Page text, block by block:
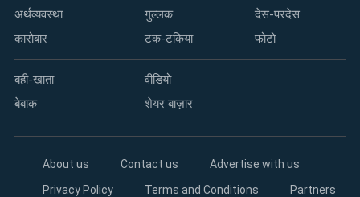
अर्थव्यवस्था
कारोबार
गुल्लक
टक-टकिया
देस-परदेस
फोटो
बही-खाता
बेबाक
वीडियो
शेयर बाज़ार
About us Contact us
Advertise with us
Privacy Policy
Terms and Conditions Partners